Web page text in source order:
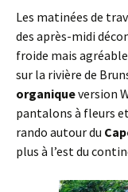
Les matinées de
des après-midi
froide mais
sur la rivière de
organiqueversion
pantalons à fleurs
rando autour du
plus à l’est du